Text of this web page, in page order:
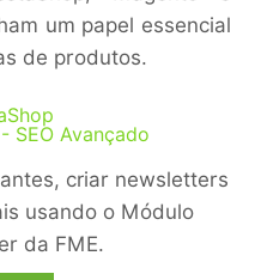
um papel essencial
de produtos.
SEO Avançado
criar newsletters
usando o Módulo
da FME.